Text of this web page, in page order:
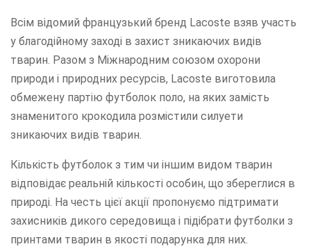
Всім відомий французький бренд Lacoste взяв участь
у благодійному заході в захист зникаючих видів
тварин. Разом з Міжнародним союзом охорони
природи і природних ресурсів, Lacoste виготовила
обмежену партію футболок поло, на яких замість
знаменитого крокодила розмістили силуети
зникаючих видів тварин.
Кількість футболок з тим чи іншим видом тварин
відповідає реальній кількості особин, що збереглися в
природі. На честь цієї акції пропонуємо підтримати
захисників дикого середовища і підібрати футболки з
принтами тварин в якості подарунка для них.